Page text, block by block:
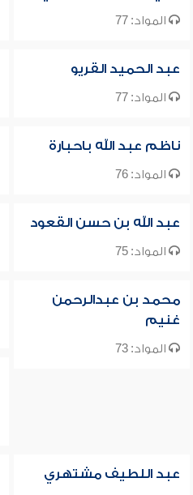
المواد: 77
عبد الحميد القريو
المواد: 77
ناظم عبد الله باحبارة
المواد: 76
عبد الله بن حسن القعود
المواد: 75
محمد بن عبدالرحمن
غنيم
المواد: 73
عبد اللطيف مشتهري